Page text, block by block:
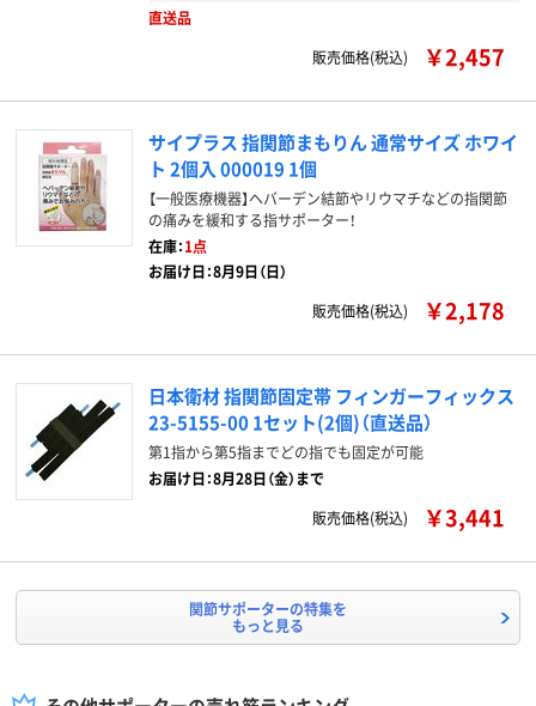
直送品
販売価格(税込)
￥2,457
サイプラス 指関節まもりん 通常サイズ ホワイ
ト 2個入 000019 1個
【一般医療機器】ヘバーデン結節やリウマチなどの指関節
の痛みを緩和する指サポーター！
在庫：1点
お届け日：8月9日（日）
販売価格(税込)
￥2,178
日本衛材 指関節固定帯 フィンガーフィックス
23-5155-00 1セット(2個)（直送品）
第1指から第5指までどの指でも固定が可能
お届け日：8月28日（金）まで
販売価格(税込)
￥3,441
関節サポーターの特集を
もっと見る